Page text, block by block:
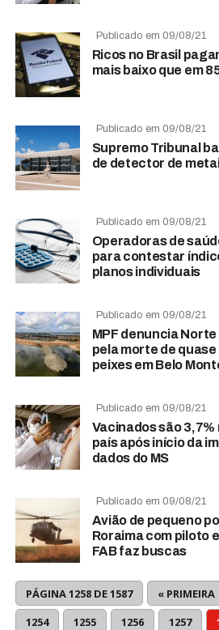
Publicado em 09/08/21
Ricos no Brasil
mais baixo que em
Publicado em 09/08/21
Supremo Tribunal
de detector de
Publicado em 09/08/21
Operadoras de
para contestar
planos individuais
Publicado em 09/08/21
MPF denuncia
pela morte de
peixes em Belo
Publicado em 09/08/21
Vacinados são
país após início da
dados do MS
Publicado em 09/08/21
Avião de pequeno
Roraima com piloto
FAB faz buscas
PÁGINA 1258 DE 1587 « PRIMEIRA
1254
1255 1256 1257